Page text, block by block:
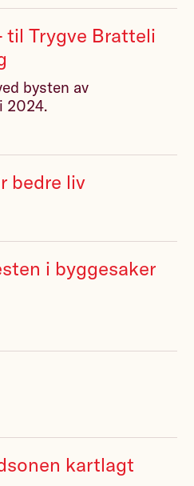
til Trygve Bratteli
bysten av
2024.
bedre liv
i byggesaker
kartlagt